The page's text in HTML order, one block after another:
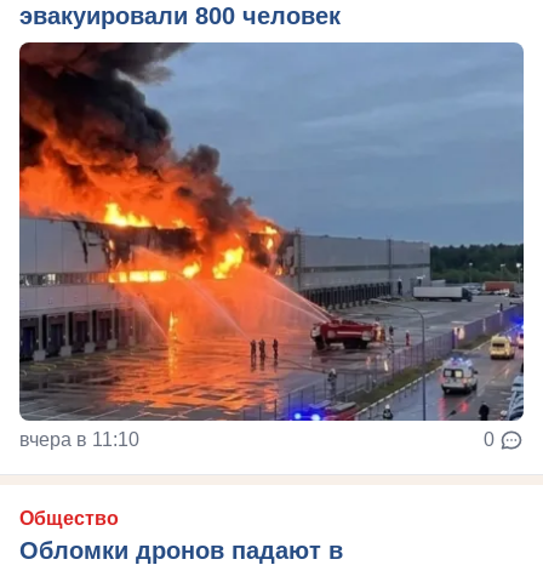
эвакуировали 800 человек
вчера в 11:10 0
Общество
Обломки дронов падают в